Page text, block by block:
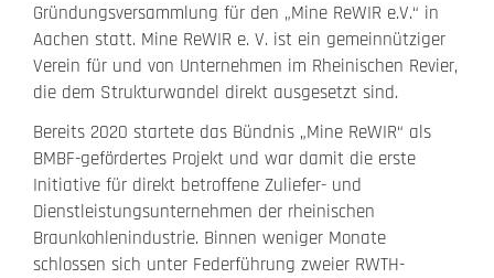
Gründungsversammlung für den „Mine ReWIR e.V.“ in
Aachen statt. Mine ReWIR e. V. ist ein gemeinnütziger
Verein für und von Unternehmen im Rheinischen Revier,
die dem Strukturwandel direkt ausgesetzt sind.
Bereits 2020 startete das Bündnis „Mine ReWIR“ als
BMBF-gefördertes Projekt und war damit die erste
Initiative für direkt betroffene Zuliefer- und
Dienstleistungsunternehmen der rheinischen
Braunkohlenindustrie. Binnen weniger Monate
schlossen sich unter Federführung zweier RWTH-